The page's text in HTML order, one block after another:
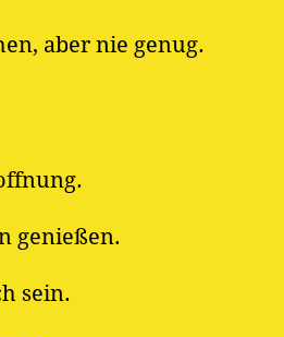
aber nie genug.
genießen.
sein.